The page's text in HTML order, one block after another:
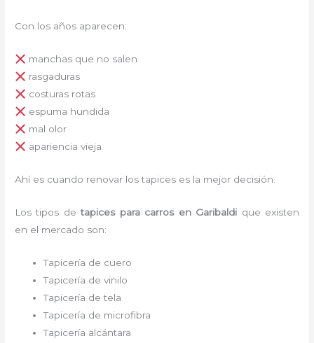
Con los años aparecen:
manchas que no salen
rasgaduras
costuras rotas
espuma hundida
mal olor
apariencia vieja
Ahí es cuando renovar los tapices es la mejor decisión.
Los tipos detapices para carrosen Garibaldi que existen
en el mercado son:
Tapicería de cuero
Tapicería de vinilo
Tapicería de tela
Tapicería de microfibra
Tapicería alcántara